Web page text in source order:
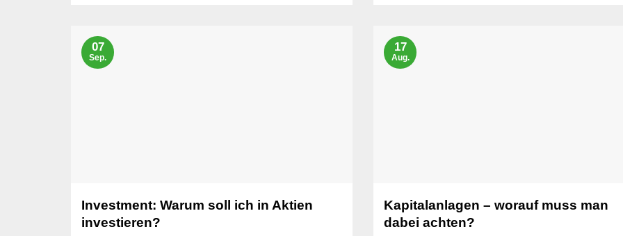
Investment: Warum soll ich in Aktien
investieren?
07
Sep.
Kapitalanlagen – worauf muss man
dabei achten?
17
Aug.